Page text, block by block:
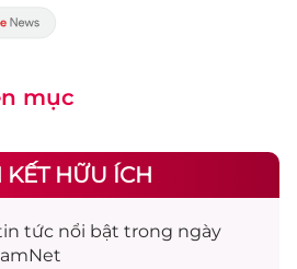
mục
KẾT HỮU ÍCH
tức nổi bật trong ngày